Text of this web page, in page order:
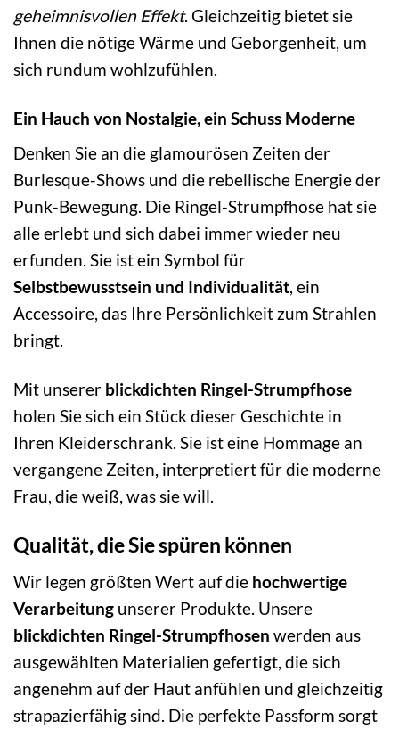
geheimnisvollen Effekt. Gleichzeitig bietet sie
Ihnen die nötige Wärme und Geborgenheit, um
sich rundum wohlzufühlen.
Ein Hauch von Nostalgie, ein Schuss Moderne
Denken Sie an die glamourösen Zeiten der
Burlesque-Shows und die rebellische Energie der
Punk-Bewegung. Die Ringel-Strumpfhose hat sie
alle erlebt und sich dabei immer wieder neu
erfunden. Sie ist ein Symbol für
Selbstbewusstsein und Individualität, ein
Accessoire, das Ihre Persönlichkeit zum Strahlen
bringt.
Mit unserer blickdichten Ringel-Strumpfhose
holen Sie sich ein Stück dieser Geschichte in
Ihren Kleiderschrank. Sie ist eine Hommage an
vergangene Zeiten, interpretiert für die moderne
Frau, die weiß, was sie will.
Qualität, die Sie spüren können
Wir legen größten Wert auf die hochwertige
Verarbeitung unserer Produkte. Unsere
blickdichten Ringel-Strumpfhosen werden aus
ausgewählten Materialien gefertigt, die sich
angenehm auf der Haut anfühlen und gleichzeitig
strapazierfähig sind. Die perfekte Passform sorgt